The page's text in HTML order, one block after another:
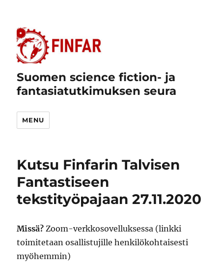
Suomen science fiction- ja
fantasiatutkimuksen seura
MENU
Kutsu Finfarin Talvisen
Fantastiseen
tekstityöpajaan 27.11.2020
Missä? Zoom-verkkosovelluksessa (linkki
toimitetaan osallistujille henkilökohtaisesti
myöhemmin)